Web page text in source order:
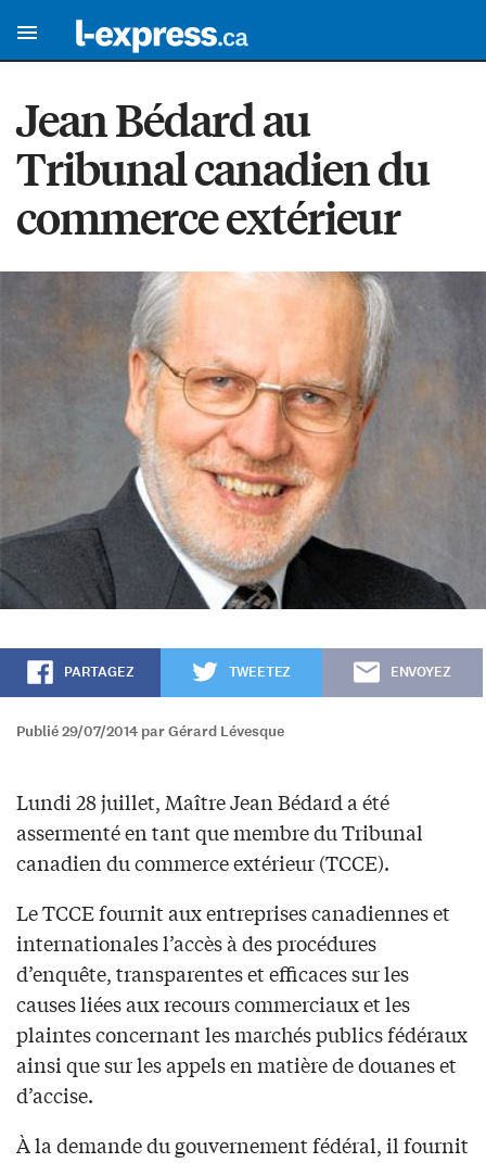
Jean Bédard au
Tribunal canadien du
commerce extérieur
PARTAGEZ TWEETEZ ENVOYEZ
Publié 29/07/2014 par Gérard Lévesque
Lundi 28 juillet, Maître Jean Bédard a été
assermenté en tant que membre du Tribunal
canadien du commerce extérieur (TCCE).
Le TCCE fournit aux entreprises canadiennes et
internationales l’accès à des procédures
d’enquête, transparentes et efficaces sur les
causes liées aux recours commerciaux et les
plaintes concernant les marchés publics fédéraux
ainsi que sur les appels en matière de douanes et
d’accise.
À la demande du gouvernement fédéral, il fournit